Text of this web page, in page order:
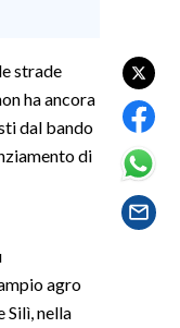
strade
ha ancora
dal bando
di
agro
Silì, nella